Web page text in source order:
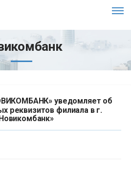
уведомляет об
реквизитов филиала в г.